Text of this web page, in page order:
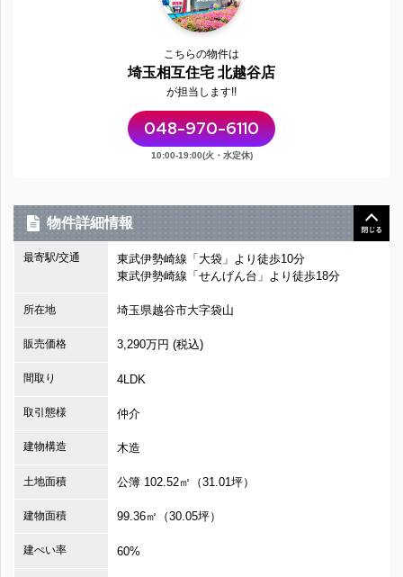
こちらの物件は
埼玉相互住宅 北越谷店
が担当します!!
048-970-6110
10:00-19:00(火・水定休)
物件詳細情報
最寄駅/交通
東武伊勢崎線「大袋」より徒歩10分
東武伊勢崎線「せんげん台」より徒歩18分
所在地 埼玉県越谷市大字袋山
販売価格 3,290万円 (税込)
間取り 4LDK
取引態様 仲介
建物構造 木造
土地面積 公簿 102.52㎡（31.01坪）
建物面積 99.36㎡（30.05坪）
建ぺい率 60%